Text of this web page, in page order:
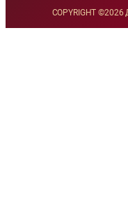
COPYRIGHT ©2026